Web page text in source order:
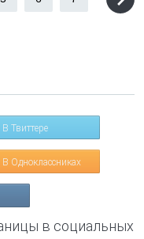
В Твиттере
В Одноклассниках
в социальных